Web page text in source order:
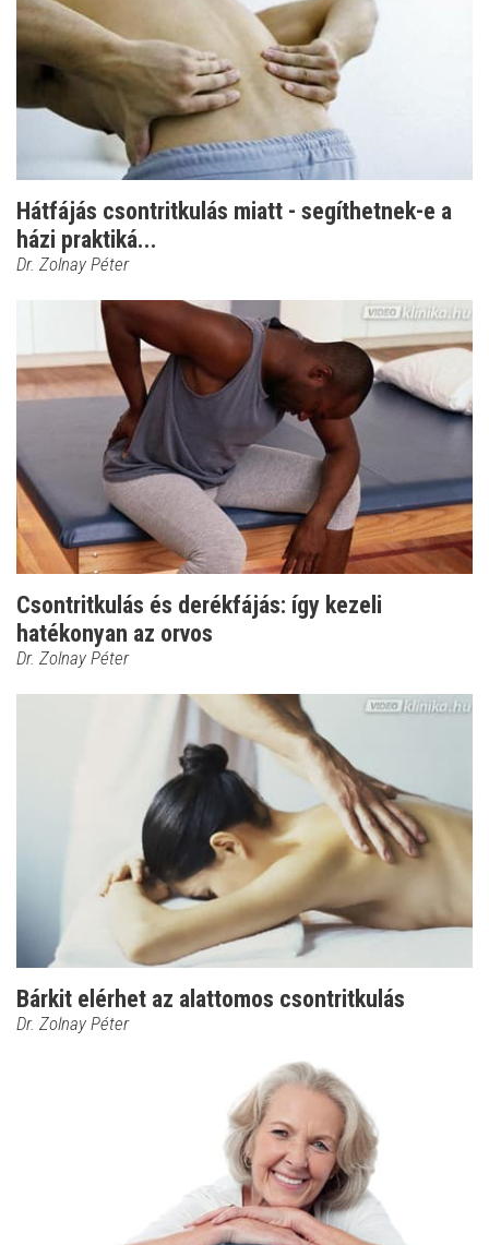
Hátfájás csontritkulás miatt - segíthetnek-e a
házi praktiká...
Dr. Zolnay Péter
Csontritkulás és derékfájás: így kezeli
hatékonyan az orvos
Dr. Zolnay Péter
Bárkit elérhet az alattomos csontritkulás
Dr. Zolnay Péter